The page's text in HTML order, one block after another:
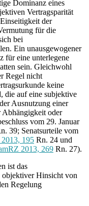
Dominanz eines
Vertragsparität
der
für die
bei
Ein unausgewogener
für eine unterlegene
sein. Gleichwohl
Regel nicht
keine
die auf eine subjektive
Ausnutzung einer
Abhängigkeit oder
vom 29. Januar
39; Senatsurteile vom
195 Rn. 24 und
2013, 269 Rn. 27).
ist das
objektiver Hinsicht von
Regelung